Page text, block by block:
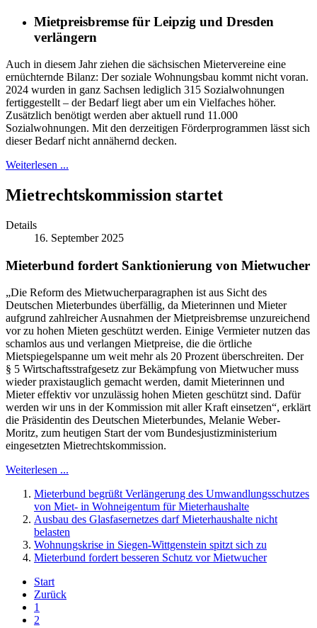
Mietpreisbremse für Leipzig und Dresden
verlängern
Auch in diesem Jahr ziehen die sächsischen Mietervereine eine
ernüchternde Bilanz: Der soziale Wohnungsbau kommt nicht voran.
2024 wurden in ganz Sachsen lediglich 315 Sozialwohnungen
fertiggestellt – der Bedarf liegt aber um ein Vielfaches höher.
Zusätzlich benötigt werden aber aktuell rund 11.000
Sozialwohnungen. Mit den derzeitigen Förderprogrammen lässt sich
dieser Bedarf nicht annähernd decken.
Weiterlesen ...
Mietrechtskommission startet
Details
16. September 2025
Mieterbund fordert Sanktionierung von Mietwucher
„Die Reform des Mietwucherparagraphen ist aus Sicht des
Deutschen Mieterbundes überfällig, da Mieterinnen und Mieter
aufgrund zahlreicher Ausnahmen der Mietpreisbremse unzureichend
vor zu hohen Mieten geschützt werden. Einige Vermieter nutzen das
schamlos aus und verlangen Mietpreise, die die örtliche
Mietspiegelspanne um weit mehr als 20 Prozent überschreiten. Der
§ 5 Wirtschaftsstrafgesetz zur Bekämpfung von Mietwucher muss
wieder praxistauglich gemacht werden, damit Mieterinnen und
Mieter effektiv vor unzulässig hohen Mieten geschützt sind. Dafür
werden wir uns in der Kommission mit aller Kraft einsetzen“, erklärt
die Präsidentin des Deutschen Mieterbundes, Melanie Weber-
Moritz, zum heutigen Start der vom Bundesjustizministerium
eingesetzten Mietrechtskommission.
Weiterlesen ...
Mieterbund begrüßt Verlängerung des Umwandlungsschutzes
von Miet- in Wohneigentum für Mieterhaushalte
Ausbau des Glasfasernetzes darf Mieterhaushalte nicht
belasten
Wohnungskrise in Siegen-Wittgenstein spitzt sich zu
Mieterbund fordert besseren Schutz vor Mietwucher
Start
Zurück
1
2